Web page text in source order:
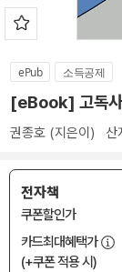
ePub 소득공제
[eBook] 고독사
권종호 (지은이) 산
전자책
쿠폰할인가
카드최대혜택가
(+쿠폰 적용 시)